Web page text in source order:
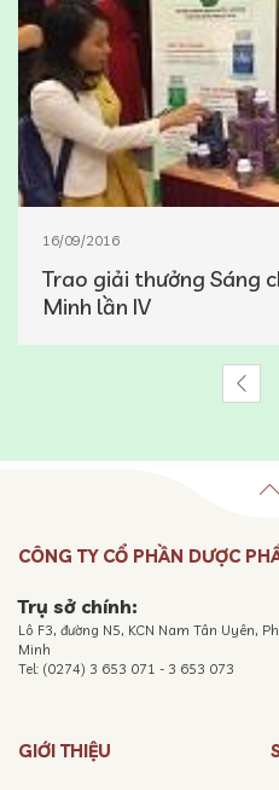
16/09/2016
Trao giải thưởng Sáng
Minh lần IV
CÔNG TY CỔ PHẦN DƯỢC
Trụ sở chính:
Lô F3, đường N5, KCN Nam Tân Uyên,
Minh
Tel: (0274) 3 653 071 - 3 653 073
GIỚI THIỆU